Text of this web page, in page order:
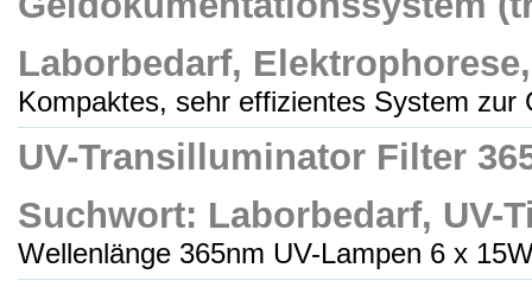
Laborbedarf,
Kompaktes, sehr effizientes System zur
UV-Transilluminator Filter
Suchwort: Laborbedarf, UV-
Wellenlänge 365nm UV-Lampen 6 x